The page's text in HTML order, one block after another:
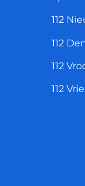
112
112
112
112